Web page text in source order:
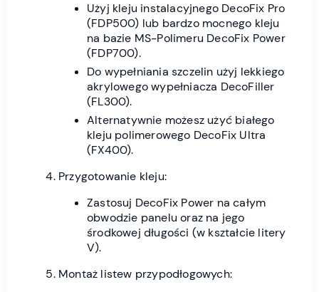
Użyj kleju instalacyjnego DecoFix Pro
(FDP500) lub bardzo mocnego kleju
na bazie MS-Polimeru DecoFix Power
(FDP700).
Do wypełniania szczelin użyj lekkiego
akrylowego wypełniacza DecoFiller
(FL300).
Alternatywnie możesz użyć białego
kleju polimerowego DecoFix Ultra
(FX400).
Przygotowanie kleju:
Zastosuj DecoFix Power na całym
obwodzie panelu oraz na jego
środkowej długości (w kształcie litery
V).
Montaż listew przypodłogowych: